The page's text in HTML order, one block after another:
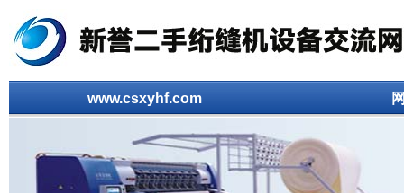
www.csxyhf.com